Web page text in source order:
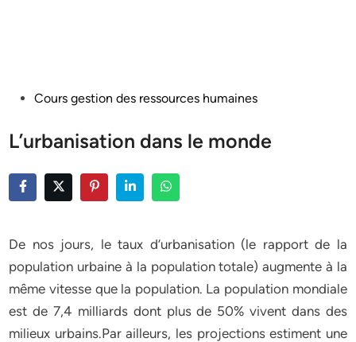
PostedCours gestion des ressources humaines
L’urbanisation dans le monde
De nos jours, le taux d’urbanisation (le rapport de la
population urbaine à la population totale) augmente à la
même vitesse que la population. La population mondiale
est de 7,4 milliards dont plus de 50% vivent dans des
milieux urbains.Par ailleurs, les projections estiment une